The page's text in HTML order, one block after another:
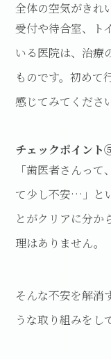
全体の空気がきれ
受付や待合室、ト
いる医院は、治療
ものです。初めて
感じてみてくださ
チェックポイン
「歯医者さんっ
て少し不安…」と
とがクリアに分か
理はありません。
そんな不安を解消
うな取り組みをし